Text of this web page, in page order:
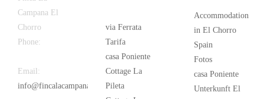
Campana El
Chorro
Phone:
Email:
info@fincalacampana.com
via Ferrata
Tarifa
casa Poniente
Cottage La
Pileta
Accommodation
in El Chorro
Spain
Fotos
casa Poniente
Unterkunft El